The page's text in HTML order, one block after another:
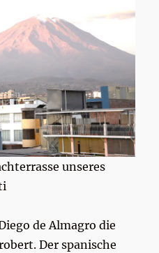
unseres
de Almagro die
Der spanische